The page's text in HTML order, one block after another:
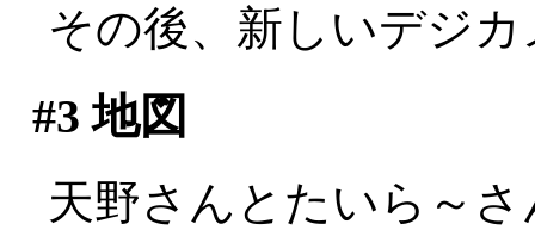
その後、新しいデジ
#3 地図
天野さんとたいら～